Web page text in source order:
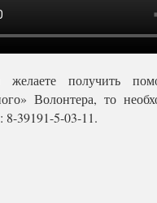
получить
Волонтера, то
8-39191-5-03-11.